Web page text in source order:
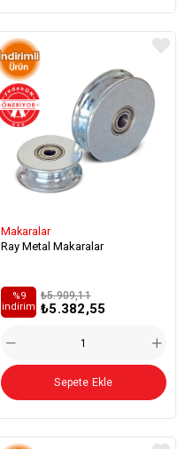
Makaralar
Ray Metal Makaralar
₺5.382,55
₺5.909,11
%9
i̇ndirim
Sepete Ekle